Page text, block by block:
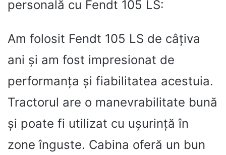
personală cu Fendt 105 LS:
Am folosit Fendt 105 LS de câțiva
ani și am fost impresionat de
performanța și fiabilitatea acestuia.
Tractorul are o manevrabilitate bună
și poate fi utilizat cu ușurință în
zone înguste. Cabina oferă un bun